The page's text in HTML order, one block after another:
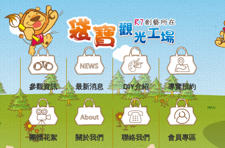
參觀資訊 最新消息 DIY介紹 導覽預約
團體花絮 關於我們 聯絡我們 會員專區